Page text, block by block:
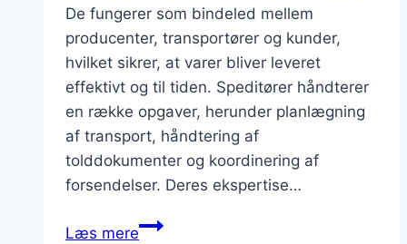
De fungerer som bindeled mellem
producenter, transportører og kunder,
hvilket sikrer, at varer bliver leveret
effektivt og til tiden. Speditører håndterer
en række opgaver, herunder planlægning
af transport, håndtering af
tolddokumenter og koordinering af
forsendelser. Deres ekspertise…
Læs mereSpeditør